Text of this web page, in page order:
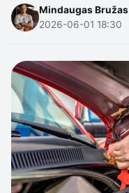
Mindaugas Bružas
2026-06-01 18:30